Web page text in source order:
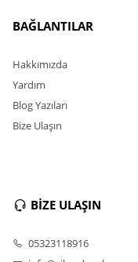
BAĞLANTILAR
Hakkımızda
Yardım
Blog Yazıları
Bize Ulaşın
BİZE ULAŞIN
05323118916